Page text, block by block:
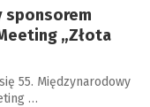
sponsorem
„Złota
55. Międzynarodowy
…